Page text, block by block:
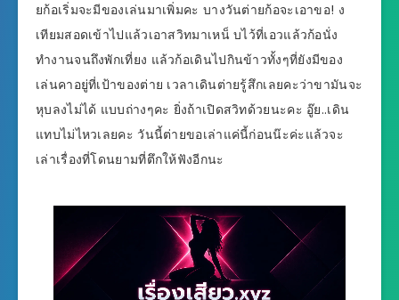
ยก้อเริ่มจะมีของเล่นมาเพิ่มคะ บางวันต่ายก้อจะเอาขอ! ง
เทียมสอดเข้าไปแล้วเอาสวิทมาเหน็ บไว้ที่เอวแล้วก้อนั่ง
ทำงานจนถึงพักเที่ยง แล้วก้อเดินไปกินข้าวทั้งๆที่ยังมีของ
เล่นคาอยู่ที่เป้าของต่าย เวลาเดินต่ายรู้สึกเลยคะว่าขามันจะ
หุบลงไม่ได้ แบบถ่างๆคะ ยิ่งถ้าเปิดสวิทด้วยนะคะ อู๊ย..เดิน
แทบไม่ไหวเลยคะ วันนี้ต่ายขอเล่าแค่นี้ก่อนน๊ะค่ะแล้วจะ
เล่าเรื่องที่โดนยามที่ตึกให้ฟังอีกนะ